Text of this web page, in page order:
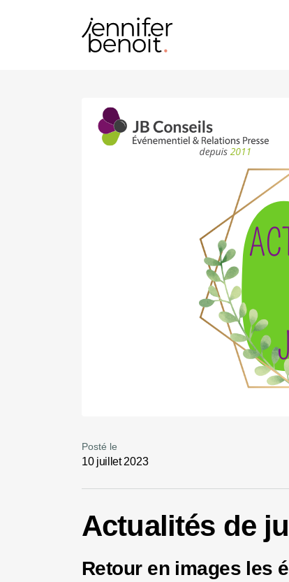
Posté le
10 juillet 2023
Actualités de
Retour en images les